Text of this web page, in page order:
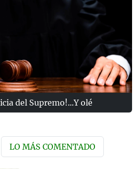
del Supremo!...Y olé
LO MÁS COMENTADO